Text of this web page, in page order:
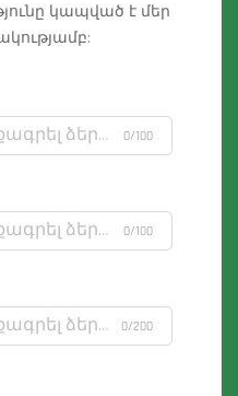
կապված է մեր
0/100
0/100
0/200